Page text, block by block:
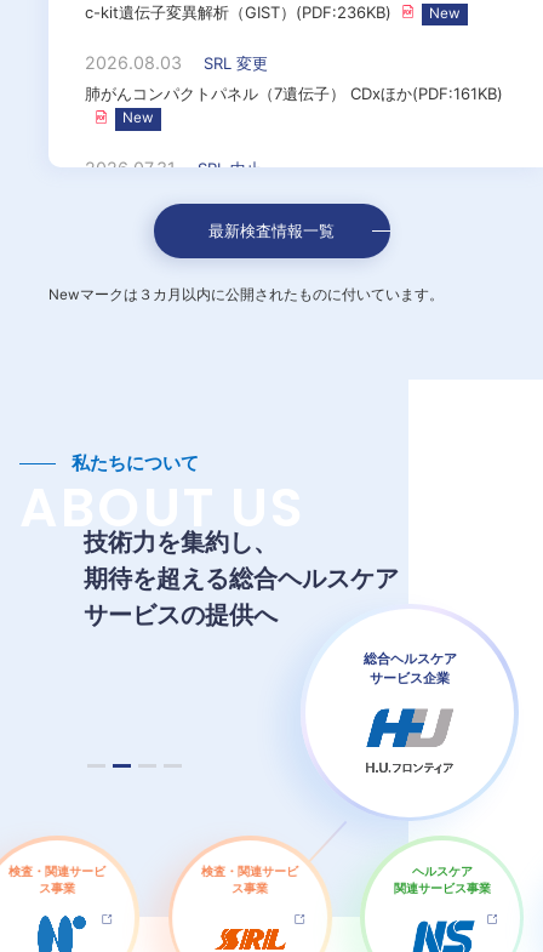
c-kit遺伝子変異解析（GIST）(PDF:236KB)
2026.08.03
SRL 変更
肺がんコンパクトパネル（7遺伝子） CDxほか(PDF:161KB)
2026.07.31
SRL 中止
（NT-proBNP）(PDF:106KB)
最新検査情報一覧
Newマークは３カ月以内に公開されたものに付いています。
私たちについて
技術力を集約し、
期待を超える総合ヘルスケア
サービスの提供へ
総合ヘルスケア
サービス企業
査・関連サービ
ス事業
検査・関連サービ
ス事業
ヘルスケア
関連サービス事業